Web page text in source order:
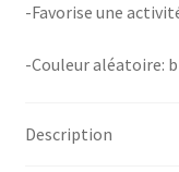
-Favorise une
-Couleur aléatoire:
Description